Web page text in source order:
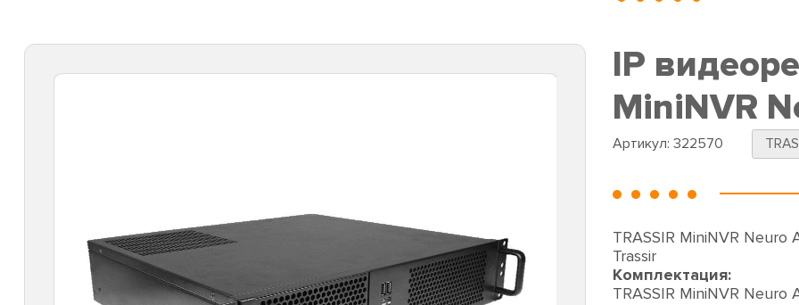
IP
MiniNVR
Артикул: 322570
TRASSIR MiniNVR Neuro
Trassir
Комплектация:
TRASSIR MiniNVR Neuro